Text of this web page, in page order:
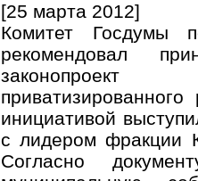
[25 марта 2012]
Комитет Госдумы
рекомендовал
инициативой
с лидером фракции
Согласно